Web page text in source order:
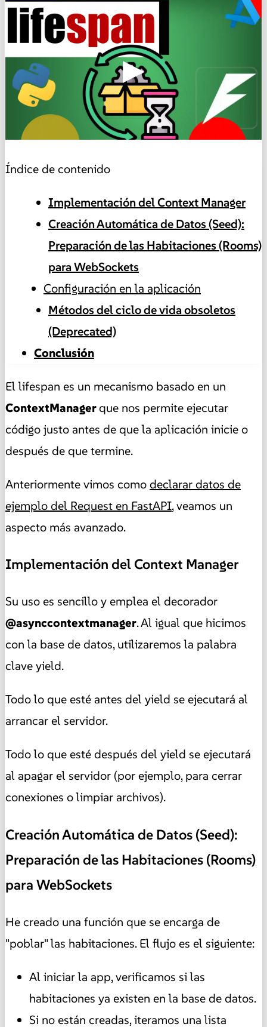
▶
Índice de contenido
Implementación del Context Manager
Creación Automática de Datos (Seed):
Preparación de las Habitaciones (Rooms)
para WebSockets
Configuración en la aplicación
Métodos del ciclo de vida obsoletos
(Deprecated)
Conclusión
El lifespan es un mecanismo basado en un
ContextManagerque nos permite ejecutar
código justo antes de que la aplicación inicie o
después de que termine.
Anteriormente vimos comodeclarar datos de
ejemplo del Request en FastAPI, veamos un
aspecto más avanzado.
Implementación del Context Manager
Su uso es sencillo y emplea el decorador
@asynccontextmanager. Al igual que hicimos
con la base de datos, utilizaremos la palabra
clave yield.
Todo lo que esté antes del yield se ejecutará al
arrancar el servidor.
Todo lo que esté después del yield se ejecutará
al apagar el servidor (por ejemplo, para cerrar
conexiones o limpiar archivos).
Creación Automática de Datos (Seed):
Preparación de las Habitaciones (Rooms)
para WebSockets
He creado una función que se encarga de
"poblar" las habitaciones. El flujo es el siguiente:
Al iniciar la app, verificamos si las
habitaciones ya existen en la base de datos.
Si no están creadas, iteramos una lista